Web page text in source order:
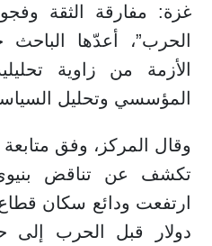
غزة: مفارقة الثقة
الحرب”، أعدّها الباحث
الأزمة من زاوية
المؤسسي وتحليل
وقال المركز، وفق متابعة
تكشف عن تناقض